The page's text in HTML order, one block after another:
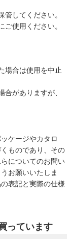
してください。
使用ください。
場合は使用を中止
がありますが、
ケージやカタロ
ものであり、その
についてのお問い
お願いいたしま
表記と実際の仕様
っています